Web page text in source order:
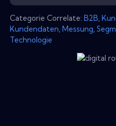
Categorie Correlate: B2B
Kundendaten Messung
Technologie